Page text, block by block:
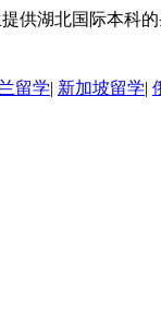
供湖北国际本科
留学| 新加坡留学|